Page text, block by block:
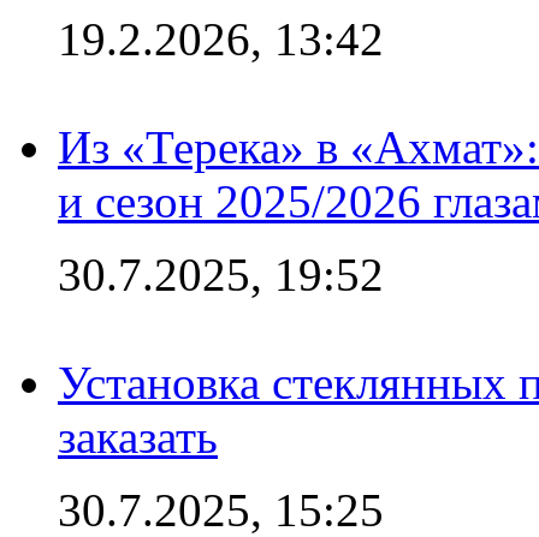
19.2.2026, 13:42
Из «Терека» в
и сезон 2025/2026
30.7.2025, 19:52
Установка стеклянных
заказать
30.7.2025, 15:25